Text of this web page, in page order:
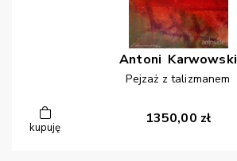
Antoni Karwowski
Pejzaż z talizmanem
kupuję
1350,00 zł